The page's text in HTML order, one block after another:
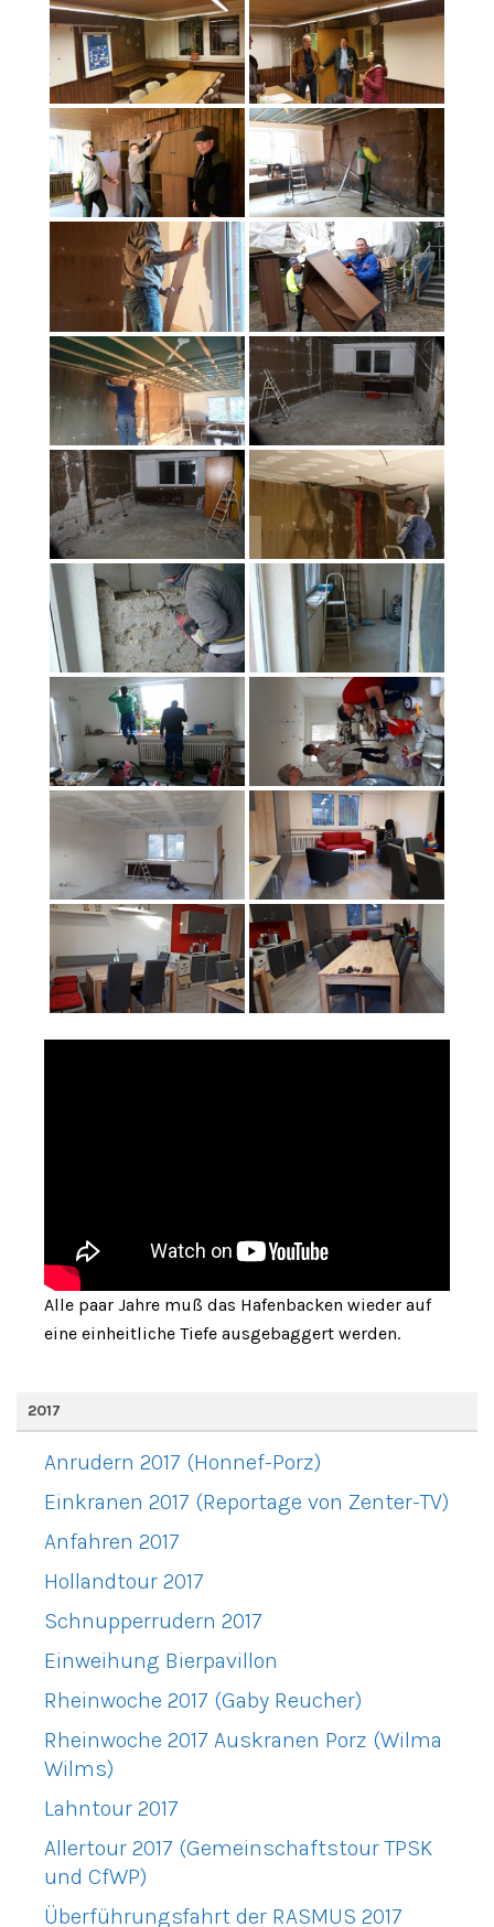
Alle paar Jahre muß das Hafenbacken wieder auf
eine einheitliche Tiefe ausgebaggert werden.
2017
Anrudern 2017 (Honnef-Porz)
Einkranen 2017 (Reportage von Zenter-TV)
Anfahren 2017
Hollandtour 2017
Schnupperrudern 2017
Einweihung Bierpavillon
Rheinwoche 2017 (Gaby Reucher)
Rheinwoche 2017 Auskranen Porz (Wilma
Wilms)
Lahntour 2017
Allertour 2017 (Gemeinschaftstour TPSK
und CfWP)
Überführungsfahrt der RASMUS 2017